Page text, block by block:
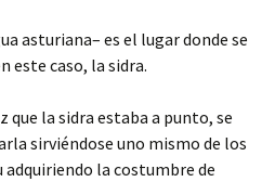
asturiana– es el lugar donde se
este caso, la sidra.
que la sidra estaba a punto, se
sirviéndose uno mismo de los
adquiriendo la costumbre de